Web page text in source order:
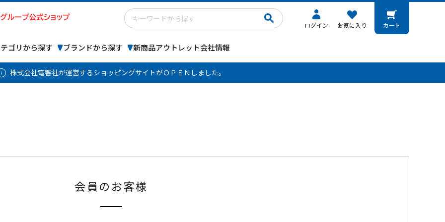
ログイン お気に入り カート
ゴリから探す ブランドから探す 新商品アウトレット会社情報
株式会社電響社が運営するショッピングサイトがＯＰＥＮしました。
会員のお客様